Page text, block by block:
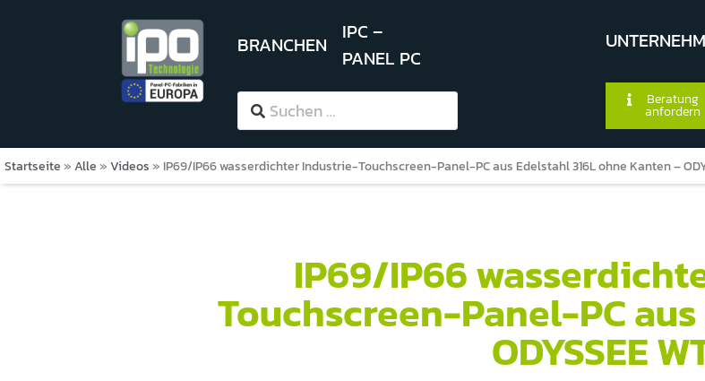
BRANCHEN
IPC –
PANEL PC
Beratung
anfordern
Startseite » Alle » Videos » IP69/IP66 wasserdichter Industrie-Touchscreen-Panel-PC aus Edelstahl 316L ohne Kanten –
IP69/IP66
Touchscreen-Panel-PC
ODYSSEE